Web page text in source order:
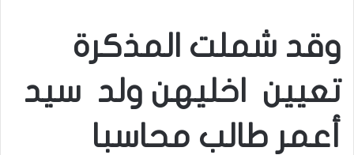
وقد شملت المذكرة
تعيين اخليهن ولد سيد
أعمر طالب محاسبا